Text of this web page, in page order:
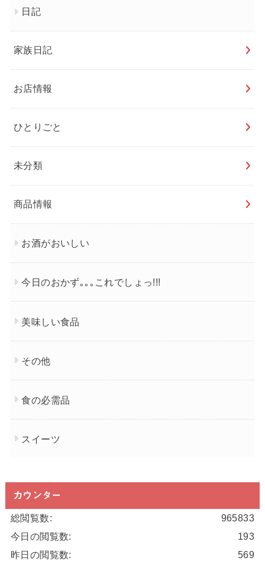
日記
家族日記
お店情報
ひとりごと
未分類
商品情報
お酒がおいしい
今日のおかず｡｡｡これでしょっ!!!
美味しい食品
その他
食の必需品
スイーツ
カウンター
965833
総閲覧数:
193
今日の閲覧数:
569
昨日の閲覧数: